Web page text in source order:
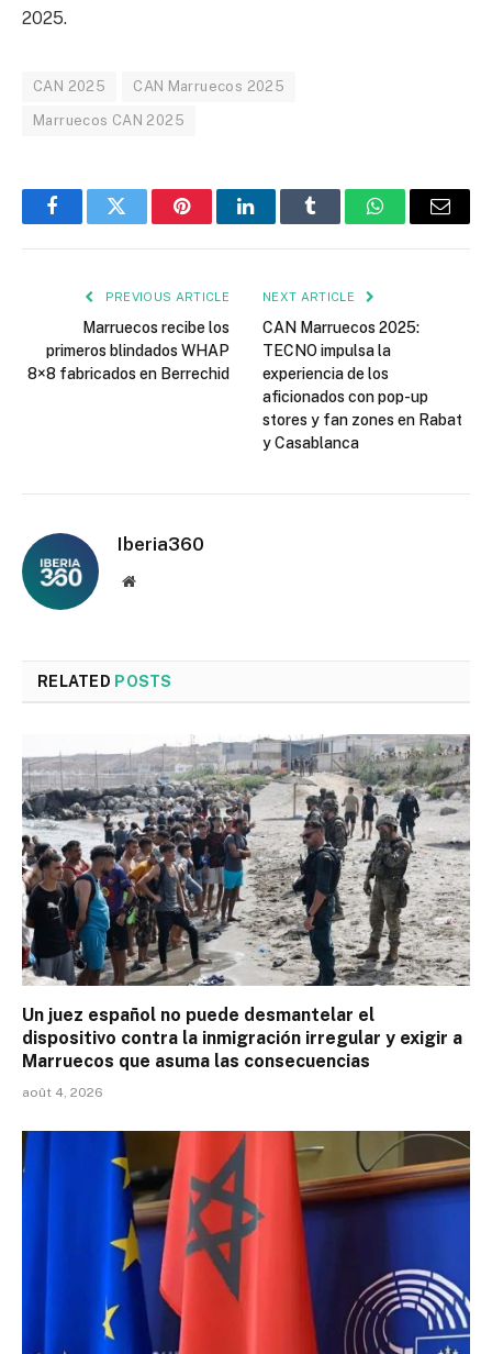
2025.
CAN 2025 CAN Marruecos 2025
Marruecos CAN 2025
FacebookTwitter PinterestLinkedInTumblr WhatsAppEmail
PREVIOUS ARTICLE
Marruecos recibe los
primeros blindados WHAP
8×8 fabricados en Berrechid
NEXT ARTICLE
CAN Marruecos 2025:
TECNO impulsa la
experiencia de los
aficionados con pop-up
stores y fan zones en Rabat
y Casablanca
Iberia360
Website
RELATED POSTS
Un juez español no puede desmantelar el
dispositivo contra la inmigración irregular y exigir a
Marruecos que asuma las consecuencias
août 4, 2026